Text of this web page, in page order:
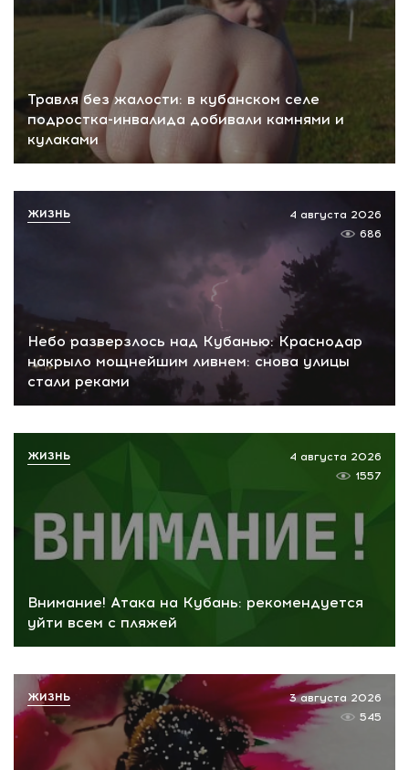
Травля без жалости: в кубанском селе
подростка-инвалида добивали камнями и
кулаками
Небо разверзлось над Кубанью: Краснодар
накрыло мощнейшим ливнем: снова улицы
стали реками
4 августа 2026
686
ЖИЗНЬ
Внимание! Атака на Кубань: рекомендуется
уйти всем с пляжей
4 августа 2026
1557
ЖИЗНЬ
3 августа 2026
545
ЖИЗНЬ